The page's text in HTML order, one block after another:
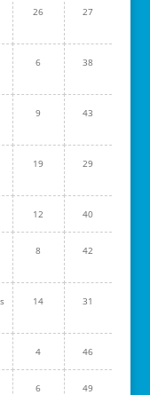
26 27
6 38
9 43
19 29
12 40
8 42
14 31
4 46
6 49